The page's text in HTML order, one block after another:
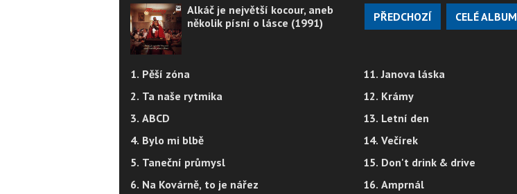
Alkáč je největší kocour, aneb
několik písní o lásce (1991)
PŘEDCHOZÍ CELÉ ALBUM
1. Pěší zóna
2. Ta naše rytmika
3. ABCD
4. Bylo mi blbě
5. Taneční průmysl
6. Na Kovárně, to je nářez
11. Janova láska
12. Krámy
13. Letní den
14. Večírek
15. Don't drink & drive
16. Amprnál